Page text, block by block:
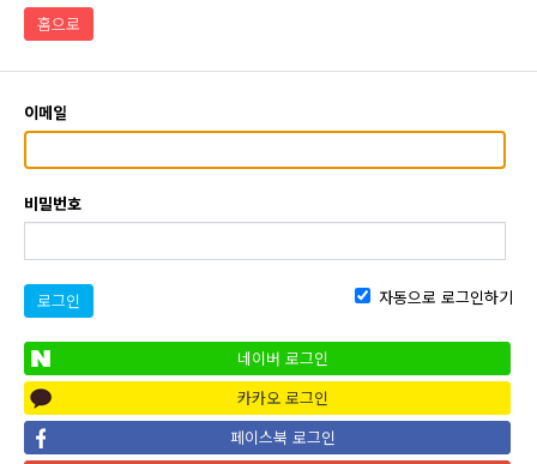
홈으로
이메일
비밀번호
로그인 자동으로 로그인하기
네이버 로그인
카카오 로그인
페이스북 로그인